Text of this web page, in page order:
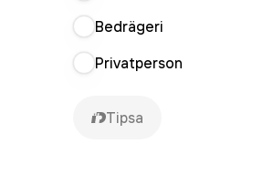
Bedrägeri
Privatperson
Tipsa